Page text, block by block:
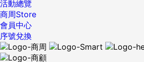
活動總覽
商周Store
會員中心
序號兌換